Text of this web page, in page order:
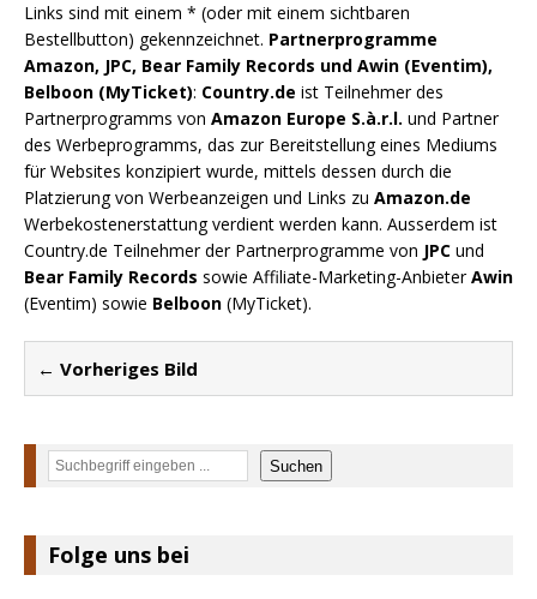
Links sind mit einem * (oder mit einem sichtbaren
Bestellbutton) gekennzeichnet. Partnerprogramme
Amazon, JPC, Bear Family Records und Awin (Eventim),
Belboon (MyTicket): Country.de ist Teilnehmer des
Partnerprogramms von Amazon Europe S.à.r.l. und Partner
des Werbeprogramms, das zur Bereitstellung eines Mediums
für Websites konzipiert wurde, mittels dessen durch die
Platzierung von Werbeanzeigen und Links zu Amazon.de
Werbekostenerstattung verdient werden kann. Ausserdem ist
Country.de Teilnehmer der Partnerprogramme von JPC und
Bear Family Records sowie Affiliate-Marketing-AnbieterAwin
(Eventim) sowie Belboon (MyTicket).
← Vorheriges Bild
Suchen Suchen
Folge uns bei